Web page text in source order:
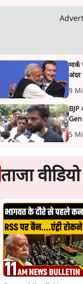
अंदर
9
BJP
Gen
5
ताजा वीडियो